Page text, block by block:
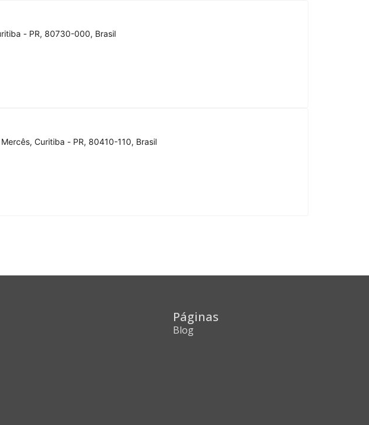
- PR, 80730-000, Brasil
Curitiba - PR, 80410-110, Brasil
Páginas
Blog